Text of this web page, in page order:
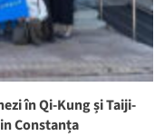
în Qi-Kung și Taiji-
Constanța